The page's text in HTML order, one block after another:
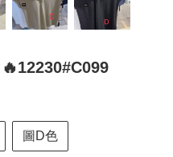
圖D色